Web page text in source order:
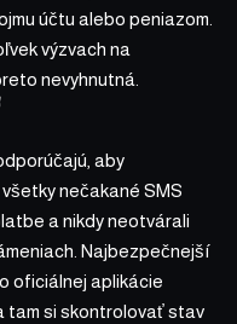
účtu alebo peniazom.
výzvach na
nevyhnutná.
aby
nečakané SMS
a nikdy neotvárali
Najbezpečnejší
oficiálnej aplikácie
tam si skontrolovať stav